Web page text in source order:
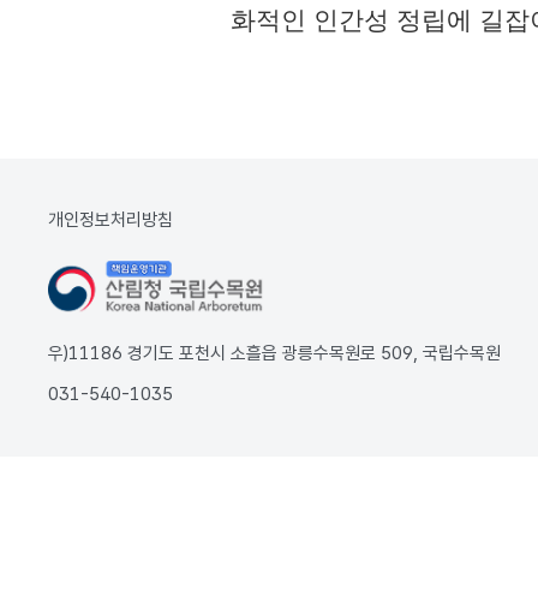
화적인 인간성 정립에 길
개인정보처리방침
우)11186 경기도 포천시 소흘읍 광릉수목원로 509, 국립수목원
031-540-1035